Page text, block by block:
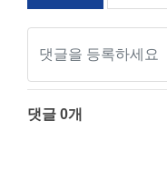
폭
스
댓글 0개